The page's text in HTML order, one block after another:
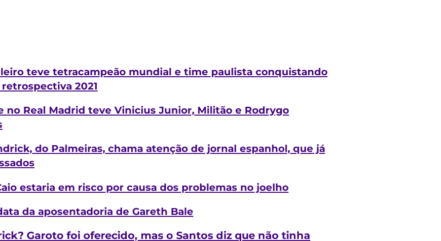
teve tetracampeão mundial e time paulista conquistando
2021
no Real Madrid teve Vinicius Junior, Militão e Rodrygo
do Palmeiras, chama atenção de jornal espanhol, que já
estaria em risco por causa dos problemas no joelho
da aposentadoria de Gareth Bale
Garoto foi oferecido, mas o Santos diz que não tinha